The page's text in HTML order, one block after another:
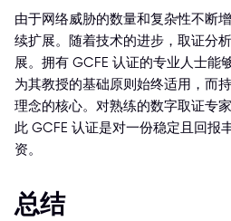
由于网络威胁的数量和复杂性不断
续扩展。随着技术的进步，取证分
展。拥有 GCFE 认证的专业人士能
为其教授的基础原则始终适用，而
理念的核心。对熟练的数字取证专
此 GCFE 认证是对一份稳定且回报
资。
总结